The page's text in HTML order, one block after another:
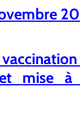
et mise